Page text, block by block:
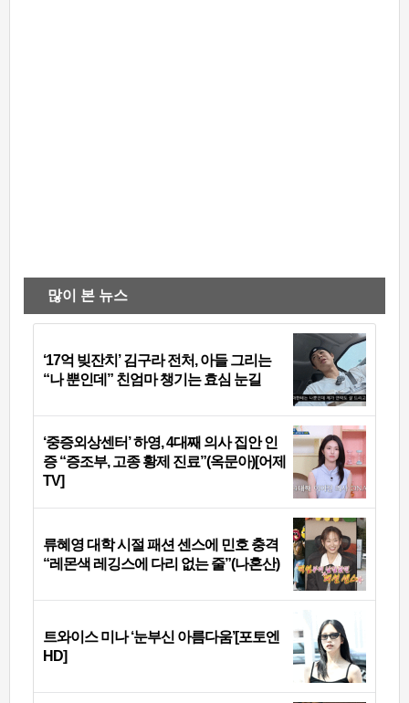
많이 본 뉴스
‘17억 빚잔치’ 김구라 전처, 아들 그리는
“나 뿐인데” 친엄마 챙기는 효심 눈길
‘중증외상센터’ 하영, 4대째 의사 집안 인
증 “증조부, 고종 황제 진료”(옥문아)[어제
TV]
류혜영 대학 시절 패션 센스에 민호 충격
“레몬색 레깅스에 다리 없는 줄”(나혼산)
트와이스 미나 ‘눈부신 아름다움’[포토엔
HD]